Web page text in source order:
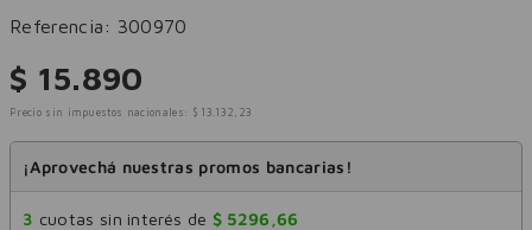
Referencia: 300970
$ 15.890
Precio sin impuestos nacionales: $ 13 132 23
¡Aprovechá nuestras promos bancarias!
3 cuotas sin interés de $ 5296 ,66